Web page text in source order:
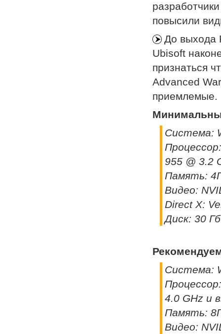
повысили
До выхода
Ubisoft
признаться
Advanced
приемлемые.
Система:
955 @ 3.2
Память:
Видео:
Direct X:
Диск: 30 Гб
Система:
4.0 GHz и
Память:
Видео: